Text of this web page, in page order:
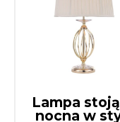
Lampa
nocna w